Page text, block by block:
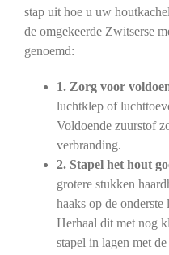
stap uit hoe u uw
de omgekeerde Zwitserse
genoemd:
1. Zorg voor
luchtklep of
Voldoende zuurstof
verbranding.
2. Stapel het hout
grotere stukken
haaks op de
Herhaal dit met nog
stapel in lagen met